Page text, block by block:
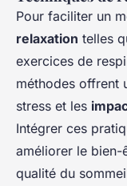
Pour faciliter un
relaxation telles
exercices de
méthodes offrent
stress et les
Intégrer ces
améliorer le bien-
qualité du